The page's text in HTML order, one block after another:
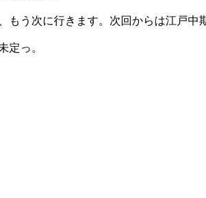
う次に行きます。次回からは江戸中
定っ。